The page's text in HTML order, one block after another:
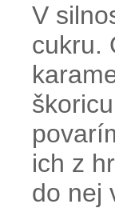
V
cukru.
ich z
do nej